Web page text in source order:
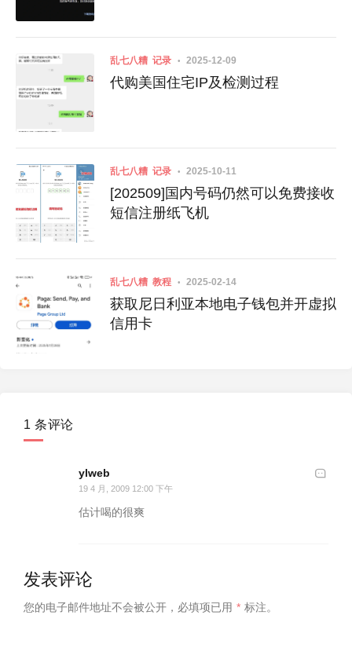
乱七八糟 记录 2025-12-09
代购美国住宅IP及检测过程
乱七八糟 记录 2025-10-11
[202509]国内号码仍然可以免费接收
短信注册纸飞机
乱七八糟 教程 2025-02-14
获取尼日利亚本地电子钱包并开虚拟
信用卡
1 条评论
ylweb
19 4 月, 2009 12:00 下午
估计喝的很爽
发表评论
您的电子邮件地址不会被公开， 必填项已用 * 标注。